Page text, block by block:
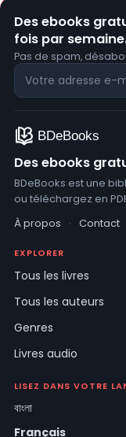
Des ebooks
fois par
Pas de spam,
Des ebooks
BDeBooks est une
ou téléchargez en
À propos
· Contact
EXPLORER
Tous les livres
Tous les auteurs
Genres
Livres audio
LISEZ DANS VOTRE
বাংলা
Français